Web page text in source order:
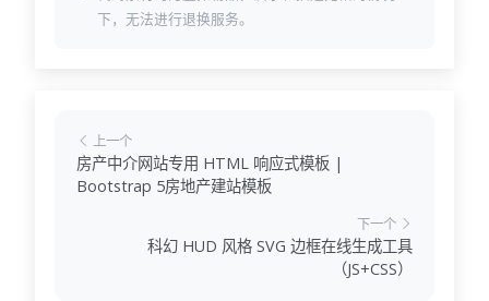
下，无法进行退换服务。
上一个
房产中介网站专用 HTML 响应式模板 |
Bootstrap 5房地产建站模板
下一个
科幻 HUD 风格 SVG 边框在线生成工具
（JS+CSS）